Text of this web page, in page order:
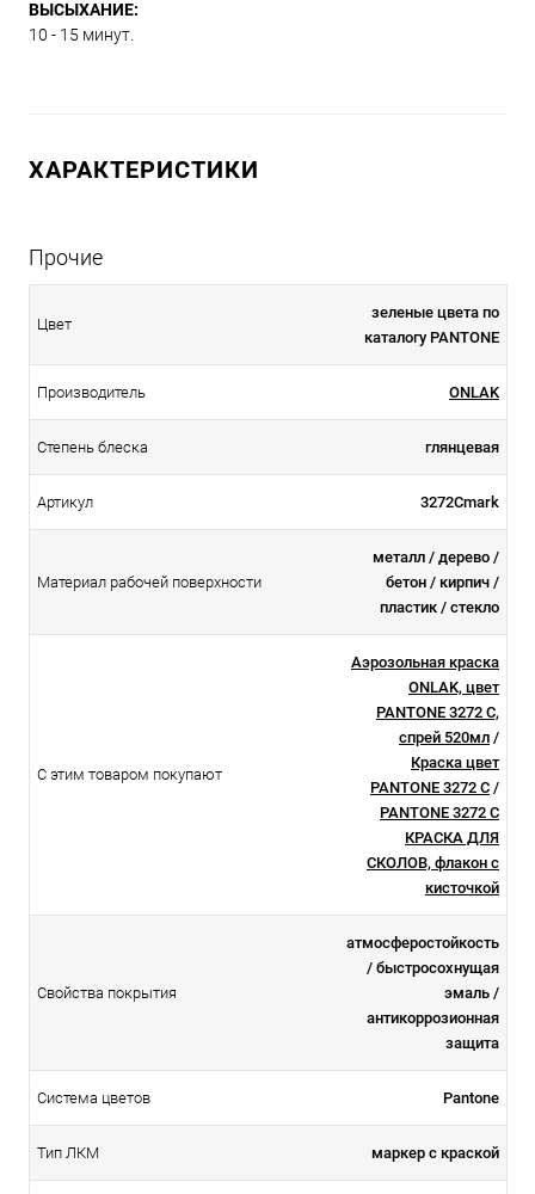
ВЫСЫХАНИЕ:
10 - 15 минут.
ХАРАКТЕРИСТИКИ
Прочие
Цвет
зеленые цвета по
каталогу PANTONE
Производитель ONLAK
Степень блеска глянцевая
Артикул 3272Cmark
Материал рабочей поверхности
металл / дерево /
бетон / кирпич /
пластик / стекло
С этим товаром покупают
Аэрозольная краска
ONLAK, цвет
PANTONE 3272 C,
спрей 520мл /
Краска цвет
PANTONE 3272 C /
PANTONE 3272 C
КРАСКА ДЛЯ
СКОЛОВ, флакон с
кисточкой
Свойства покрытия
атмосферостойкоcть
/ быстросохнущая
эмаль /
антикоррозионная
защита
Система цветов Pantone
Тип ЛКМ маркер с краской